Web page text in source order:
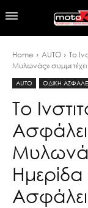
Home AUTO
Το
Μυλωνάς» συμμετέχει
AUTO ΟΔΙΚΗ
Το
Ημερίδα